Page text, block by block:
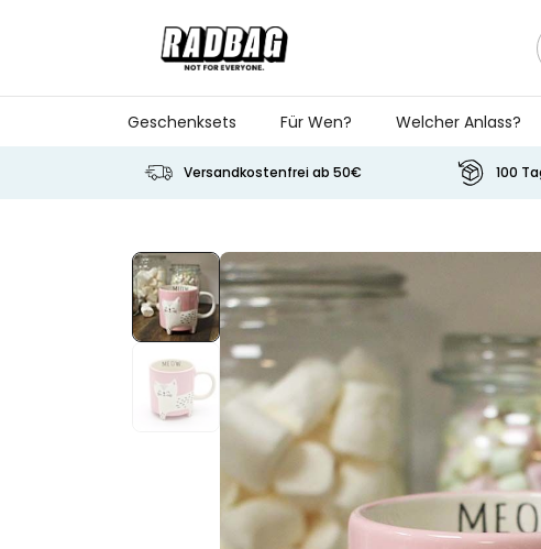
Geschenksets Für Wen? Welcher Anlass?
Versandkostenfrei ab 50€ 100